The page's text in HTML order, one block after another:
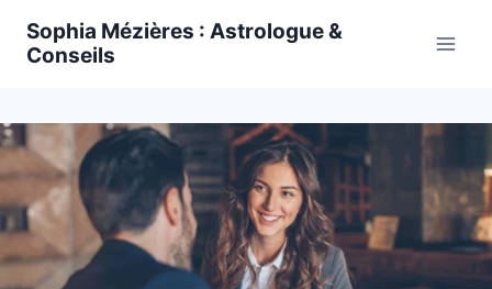
Sophia Mézières : Astrologue &
Conseils